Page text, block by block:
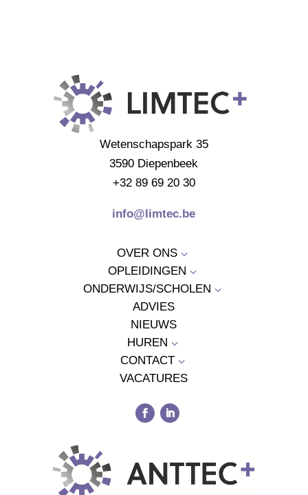
Wetenschapspark 35
3590 Diepenbeek
+32 89 69 20 30
info@limtec.be
OVER ONS 3
OPLEIDINGEN 3
ONDERWIJS/SCHOLEN 3
ADVIES
NIEUWS
HUREN 3
CONTACT3
VACATURES